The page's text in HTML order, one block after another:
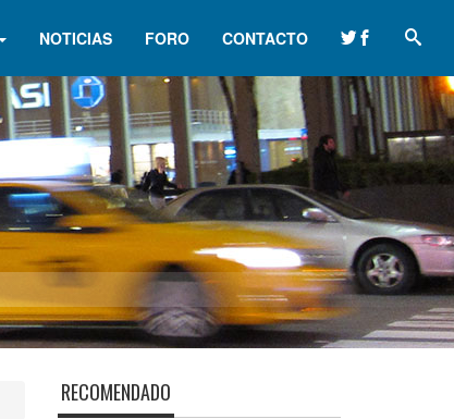
NOTICIAS FORO CONTACTO
RECOMENDADO